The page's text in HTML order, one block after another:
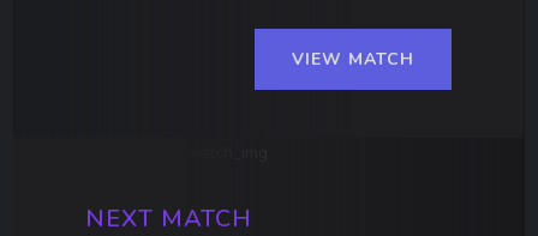
VIEW MATCH
NEXT MATCH